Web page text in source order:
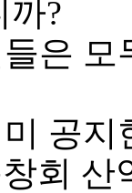
까?
은
공
회 산